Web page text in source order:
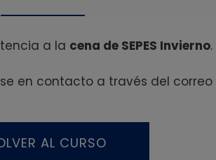
a la cena de SEPES Invierno.
en contacto a través del correo
AL CURSO